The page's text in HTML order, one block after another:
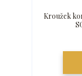
Kroužek